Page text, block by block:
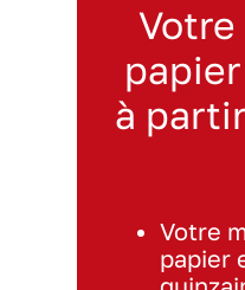
à
Votre
papier